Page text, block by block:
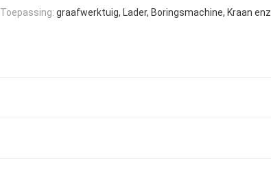
Toepassing: graafwerktuig, Lader, Boringsmachine, Kraan enz.